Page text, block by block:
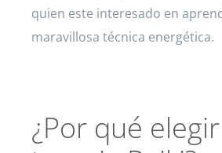
quien este interesado en
maravillosa técnica energética.
¿Por qué